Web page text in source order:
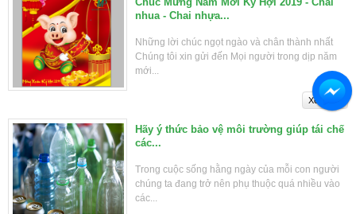
nhua - Chai nhựa...
Những lời chúc ngọt ngào và chân thành nhất
Chúng tôi xin gửi đến Mọi người trong dịp năm
mới...
Hãy ý thức bảo vệ môi trường giúp tái chế
các...
Trong cuộc sống hằng ngày của mỗi con người
chúng ta đang trở nên phụ thuộc quá nhiều vào
các...